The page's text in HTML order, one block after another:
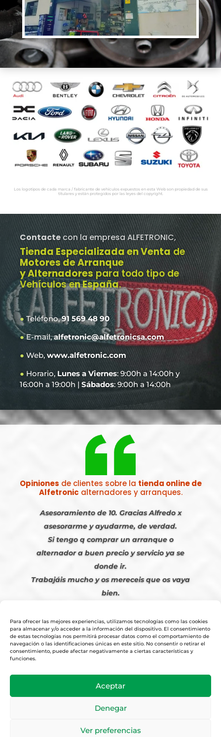
Para ofrecer las mejores experiencias, utilizamos tecnologías como las cookies
para almacenar y/o acceder a la información del dispositivo. El consentimiento
de estas tecnologías nos permitirá procesar datos como el comportamiento de
navegación o las identificaciones únicas en este sitio. No consentir o retirar el
consentimiento, puede afectar negativamente a ciertas características y
funciones.
Aceptar
Denegar
Ver preferencias
Los logotipos de cada marca / fabricante de vehículos expuestos en esta Web son propiedad de sus
titulares y están protegidos por las leyes del copyright.
Contacte con la empresa ALFETRONIC,
Tienda Especializada en Venta de
Motores de Arranque
y Alternadores para todo tipo de
Vehículos en España.
●Teléfono,91 569 48 90
●E-mail,alfetronic@alfetronicsa.com
● Web, www.alfetronic.com
● Horario, Lunes a Viernes: 9:00h a 14:00h y
16:00h a 19:00h | Sábados: 9:00h a 14:00h
Opiniones de clientes sobre la tienda online de
Alfetronic alternadores y arranques.
Asesoramiento de 10. Gracias Alfredo x
asesorarme y ayudarme, de verdad.
Si tengo q comprar un arranque o
alternador a buen precio y servicio ya se
donde ir.
Trabajáis mucho y os mereceis que os vaya
bien.
Condiciones Venta Online
Diseño y Posicionamiento Web,Agencia web-espana.es